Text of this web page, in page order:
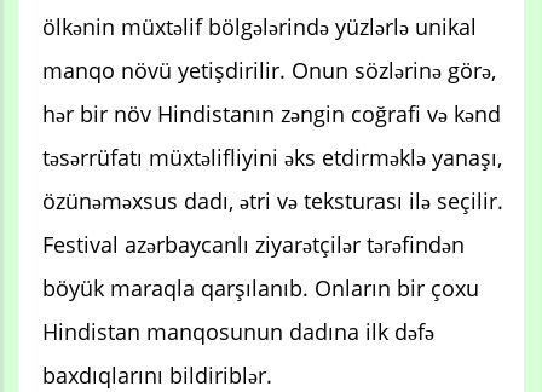
ölkənin müxtəlif bölgələrində yüzlərlə unikal
manqo növü yetişdirilir. Onun sözlərinə görə,
hər bir növ Hindistanın zəngin coğrafi və kənd
təsərrüfatı müxtəlifliyini əks etdirməklə yanaşı,
özünəməxsus dadı, ətri və teksturası ilə seçilir.
Festival azərbaycanlı ziyarətçilər tərəfindən
böyük maraqla qarşılanıb. Onların bir çoxu
Hindistan manqosunun dadına ilk dəfə
baxdıqlarını bildiriblər.